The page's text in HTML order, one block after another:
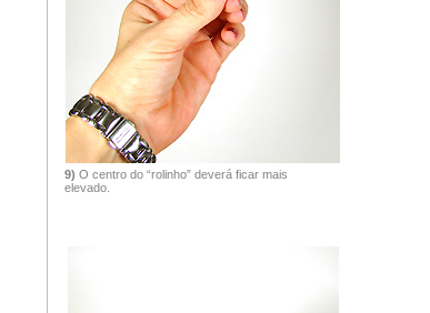
9) O centro do “rolinho” deverá ficar mais
elevado.